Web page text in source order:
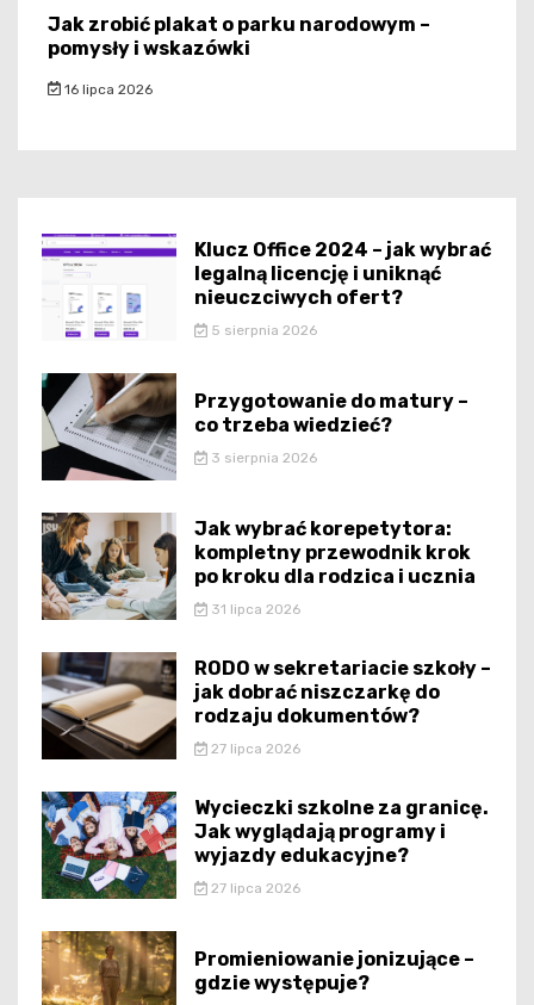
Jak zrobić plakat o parku narodowym –
pomysły i wskazówki
16 lipca 2026
Klucz Office 2024 – jak wybrać
legalną licencję i uniknąć
nieuczciwych ofert?
5 sierpnia 2026
Przygotowanie do matury –
co trzeba wiedzieć?
3 sierpnia 2026
Jak wybrać korepetytora:
kompletny przewodnik krok
po kroku dla rodzica i ucznia
31 lipca 2026
RODO w sekretariacie szkoły –
jak dobrać niszczarkę do
rodzaju dokumentów?
27 lipca 2026
Wycieczki szkolne za granicę.
Jak wyglądają programy i
wyjazdy edukacyjne?
27 lipca 2026
Promieniowanie jonizujące –
gdzie występuje?